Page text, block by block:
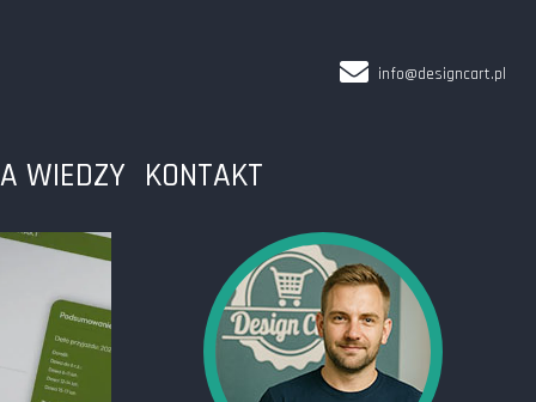
info@designcart.pl
WIEDZY KONTAKT